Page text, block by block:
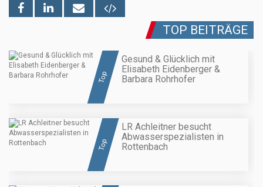
TOP BEITRÄGE
Top
Gesund & Glücklich mit
Elisabeth Eidenberger &
Barbara Rohrhofer
Top
LR Achleitner besucht
Abwasserspezialisten in
Rottenbach